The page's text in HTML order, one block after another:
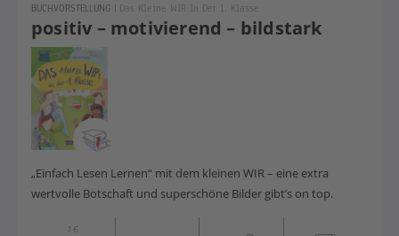
positiv – motivierend – bildstark
BUCHVORSTELLUNG | Das Kleine WIR In Der 1. Klasse
„Einfach Lesen Lernen“ mit dem kleinen WIR – eine extra
wertvolle Botschaft und superschöne Bilder gibt’s on top.
16